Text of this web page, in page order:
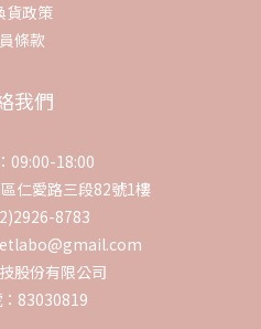
貨政策
條款
我們
09:00-18:00
仁愛路三段82號1樓
8783
股份有限公司
83030819